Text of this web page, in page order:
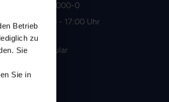
Betrieb
zu
Sie
Sie in
+49 7243 20000-0
Mo-Fr, 09:00 - 17:00 Uhr
Kontaktformular